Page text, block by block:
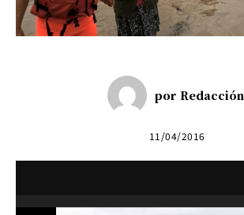
por Redacción
11/04/2016